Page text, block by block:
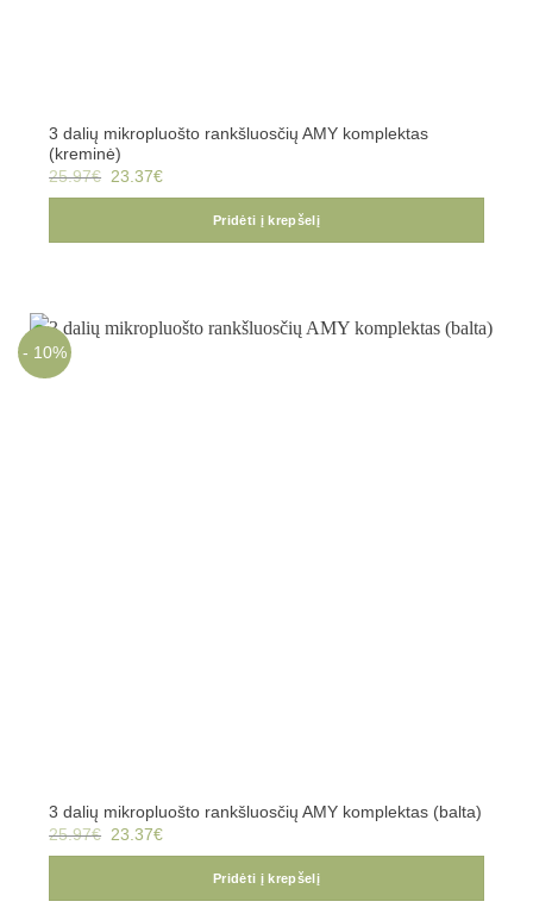
3 dalių mikropluošto rankšluosčių AMY komplektas
(kreminė)
25.97€ Original
23.37€Current
23.37€.Pridėti į krepšelį
- 10%
3 dalių mikropluošto rankšluosčių AMY komplektas (balta)
25.97€ Original
23.37€Current
23.37€.Pridėti į krepšelį